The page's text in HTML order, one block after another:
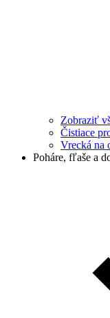
Zobraziť
Čistiace
Vrecká na
Poháre, fľaše a